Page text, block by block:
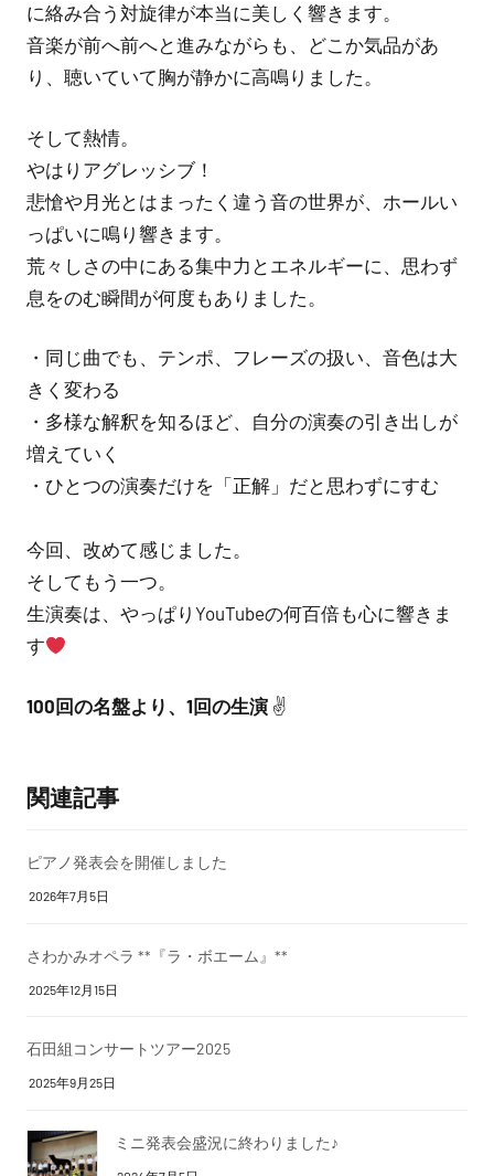
に絡み合う対旋律が本当に美しく響きます。
音楽が前へ前へと進みながらも、どこか気品があ
り、聴いていて胸が静かに高鳴りました。
そして熱情。
やはりアグレッシブ！
悲愴や月光とはまったく違う音の世界が、ホールい
っぱいに鳴り響きます。
荒々しさの中にある集中力とエネルギーに、思わず
息をのむ瞬間が何度もありました。
・同じ曲でも、テンポ、フレーズの扱い、音色は大
きく変わる
・多様な解釈を知るほど、自分の演奏の引き出しが
増えていく
・ひとつの演奏だけを「正解」だと思わずにすむ
今回、改めて感じました。
そしてもう一つ。
生演奏は、やっぱりYouTubeの何百倍も心に響きま
す
100回の名盤より、1回の生演 ✌️
関連記事
ピアノ発表会を開催しました
2026年7月5日
さわかみオペラ **『ラ・ボエーム』**
2025年12月15日
石田組コンサートツアー2025
2025年9月25日
ミニ発表会盛況に終わりました♪